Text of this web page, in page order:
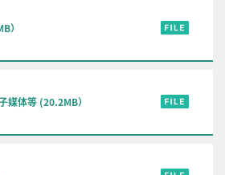
）
体等 (20.2MB）